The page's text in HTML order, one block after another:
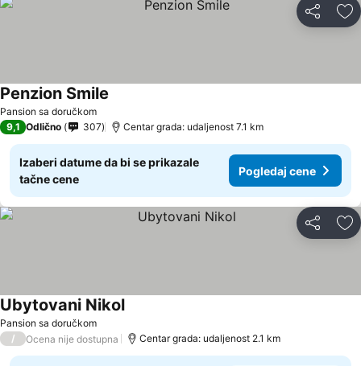
Deli
Pansion sa doručkom
Penzion Smile
9,1 Odlično 307 Centar grada: udaljenost 7.1 km
Izaberi datume da bi se prikazale
tačne cene
Pogledaj cene
Deli
Pansion sa doručkom
Ubytovani NikolPogledaj cene
/ Ocena nije dostupna Centar grada: udaljenost 2.1 km